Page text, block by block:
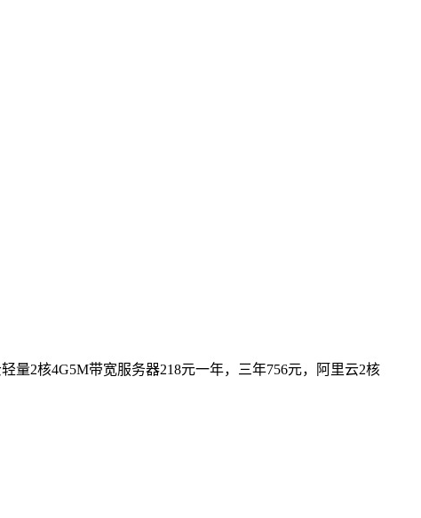
量2核4G5M带宽服务器218元一年，三年756元，阿里云2核